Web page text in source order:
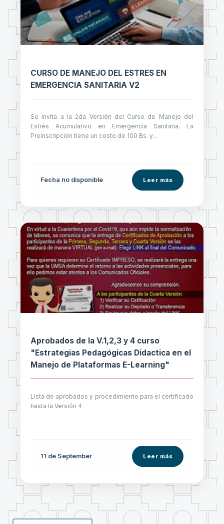
CURSO DE MANEJO DEL ESTRES EN
EMERGENCIA SANITARIA V2
Se invita a la 2da Versión del Curso de Manejo del
Estrés Acumulativo en Emergencia Sanitaria. La
Preinscripción tiene un costo de 100 Bs. y...
Fecha no disponible Leer más
Aprobados de la V.1,2,3 y 4 curso
"Estrategias Pedagógicas Didactica en el
Manejo de Plataformas E-Learning"
Lista de aprobados y procedimiento para el certificado
hasta la Versión 4
11 de September Leer más